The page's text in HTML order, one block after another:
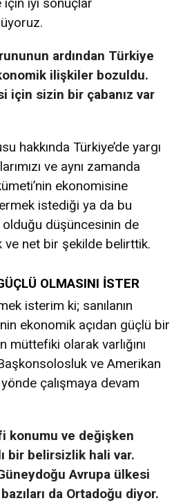
için iyi sonuçlar
ardından Türkiye
ilişkiler bozuldu.
için sizin bir çabanız var
hakkında Türkiye’de yargı
ve aynı zamanda
ekonomisine
istediği ya da bu
düşüncesinin de
ve net bir şekilde belirttik.
OLMASINI İSTER
isterim ki; sanılanın
ekonomik açıdan güçlü bir
müttefiki olarak varlığını
ve Amerikan
çalışmaya devam
konumu ve değişken
bir belirsizlik hali var.
Avrupa ülkesi
da Ortadoğu diyor.